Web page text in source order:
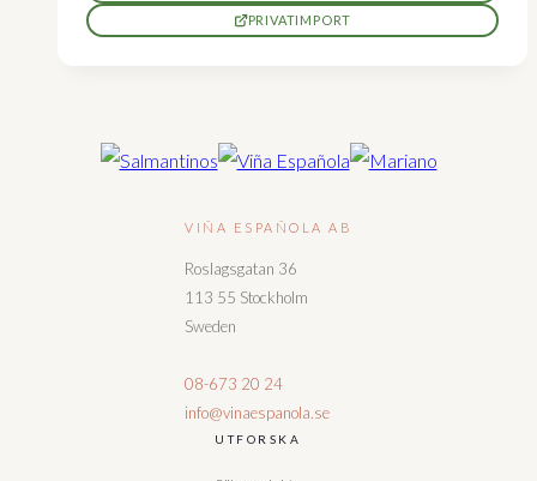
PRIVATIMPORT
VIÑA ESPAÑOLA AB
Roslagsgatan 36
113 55 Stockholm
Sweden
08-673 20 24
info@vinaespanola.se
UTFORSKA